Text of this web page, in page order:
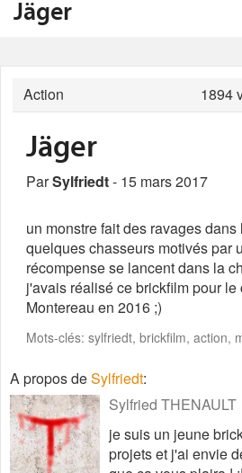
Jäger
Action 1894
Jäger
ParSylfriedt- 15 mars 2017
un monstre fait des ravages
quelques chasseurs motivés par
récompense se lancent dans la
j'avais réalisé ce brickfilm pour le
Montereau en 2016 ;)
Mots-clés: sylfriedt, brickfilm, action,
A propos deSylfriedt:
Sylfried THENAULT
je suis un jeune
projets et j'ai envie